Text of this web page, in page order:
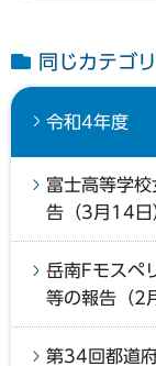
同じカテゴ
令和4年度
富士高等学
告（3月14日
岳南Fモスペ
等の報告（2
第34回都道